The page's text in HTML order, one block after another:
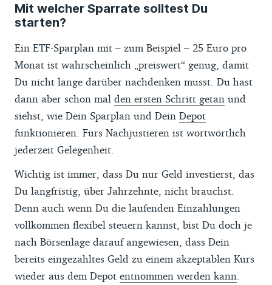
Mit welcher Sparrate solltest Du
starten?
Ein ETF-Sparplan mit – zum Beispiel – 25 Euro pro
Monat ist wahrscheinlich „preiswert“ genug, damit
Du nicht lange darüber nachdenken musst. Du hast
dann aber schon mal den ersten Schritt getan und
siehst, wie Dein Sparplan und Dein Depot
funktionieren. Fürs Nachjustieren ist wortwörtlich
jederzeit Gelegenheit.
Wichtig ist immer, dass Du nur Geld investierst, das
Du langfristig, über Jahrzehnte, nicht brauchst.
Denn auch wenn Du die laufenden Einzahlungen
vollkommen flexibel steuern kannst, bist Du doch je
nach Börsenlage darauf angewiesen, dass Dein
bereits eingezahltes Geld zu einem akzeptablen Kurs
wieder aus dem Depot entnommen werden kann